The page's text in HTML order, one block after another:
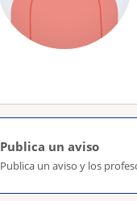
Publica un aviso
Publica un aviso y los